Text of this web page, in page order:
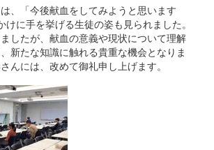
、「今後献血をしてみようと思います
に手を挙げる生徒の姿も見られました。
したが、献血の意義や現状について理解
新たな知識に触れる貴重な機会となりま
んには、改めて御礼申し上げます。